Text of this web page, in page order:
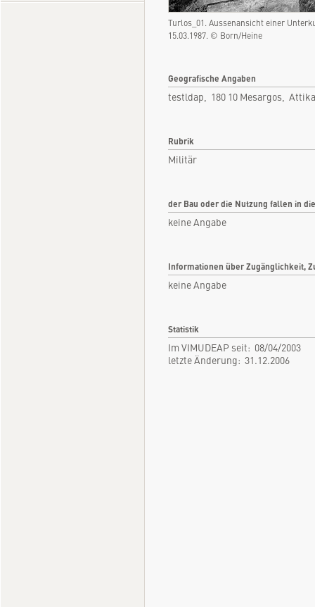
Turlos_01. Aussenansicht einer
15.03.1987. © Born/Heine
Geografische Angaben
testldap, 180 10 Mesargos,
Rubrik
Militär
der Bau oder die Nutzung fallen in
keine Angabe
Informationen über Zugänglichkeit,
keine Angabe
Statistik
Im VIMUDEAP seit: 08/04/2003
letzte Änderung: 31.12.2006